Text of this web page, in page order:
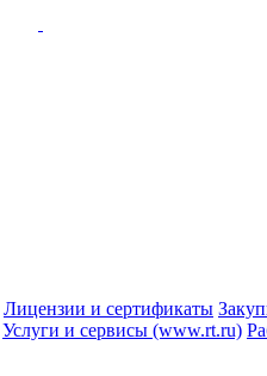
Лицензии и сертификаты
Услуги и сервисы (www.rt.ru)